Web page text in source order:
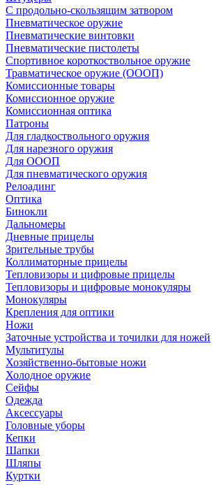
С продольно-скользящим затвором
Пневматическое оружие
Пневматические винтовки
Пневматические пистолеты
Спортивное короткоствольное оружие
Травматическое оружие (ОООП)
Комиссионные товары
Комиссионное оружие
Комиссионная оптика
Патроны
Для гладкоствольного оружия
Для нарезного оружия
Для ОООП
Для пневматического оружия
Релоадинг
Оптика
Бинокли
Дальномеры
Дневные прицелы
Зрительные трубы
Коллиматорные прицелы
Тепловизоры и цифровые прицелы
Тепловизоры и цифровые монокуляры
Монокуляры
Крепления для оптики
Ножи
Заточные устройства и точилки для ножей
Мультитулы
Хозяйственно-бытовые ножи
Холодное оружие
Сейфы
Одежда
Аксессуары
Головные уборы
Кепки
Шапки
Шляпы
Куртки